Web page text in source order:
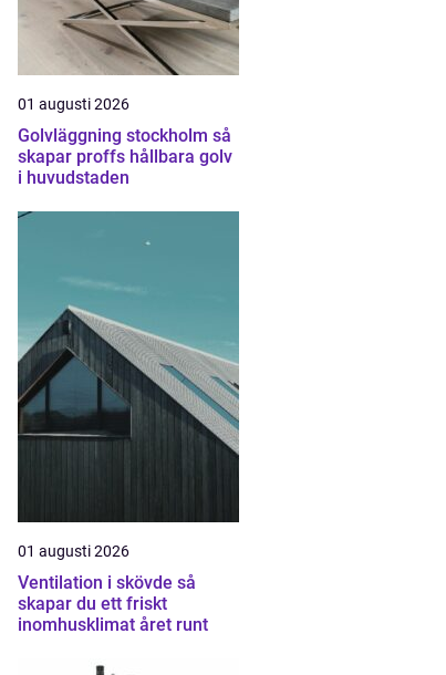
01 augusti 2026
Golvläggning stockholm så
skapar proffs hållbara golv
i huvudstaden
01 augusti 2026
Ventilation i skövde så
skapar du ett friskt
inomhusklimat året runt